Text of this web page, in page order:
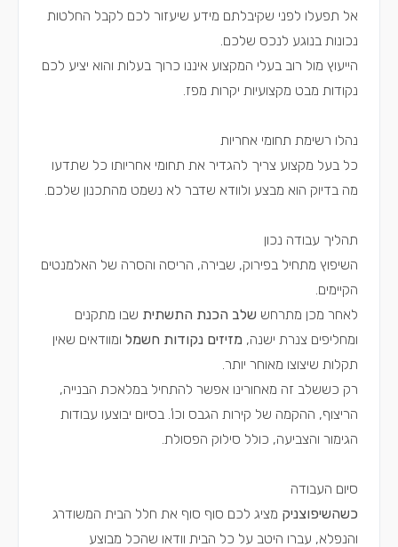
אל תפעלו לפני שקיבלתם מידע שיעזור לכם לקבל החלטות
נכונות בנוגע לנכס שלכם.
הייעוץ מול רוב בעלי המקצוע איננו כרוך בעלות והוא יציע לכם
נקודות מבט מקצועיות יקרות מפז.
נהלו רשימת תחומי אחריות
כל בעל מקצוע צריך להגדיר את תחומי אחריותו כל שתדעו
מה בדיוק הוא מבצע ולוודא שדבר לא נשמט מהתכנון שלכם.
תהליך עבודה נכון
השיפוץ מתחיל בפירוק, שבירה, הריסה והסרה של האלמנטים
הקיימים.
לאחר מכן מתרחש שלב הכנת התשתית שבו מתקנים
ומחליפים צנרת ישנה, מזיזים נקודות חשמל ומוודאים שאין
תקלות שיצוצו מאוחר יותר.
רק כששלב זה מאחורינו אפשר להתחיל במלאכת הבנייה,
הריצוף, ההקמה של קירות הגבס וכו'. בסיום יבוצעו עבודות
הגימור והצביעה, כולל סילוק הפסולת.
סיום העבודה
כשהשיפוצניק מציג לכם סוף סוף את חלל הבית המשודרג
והנפלא, עברו היטב על כל הבית וודאו שהכל מבוצע